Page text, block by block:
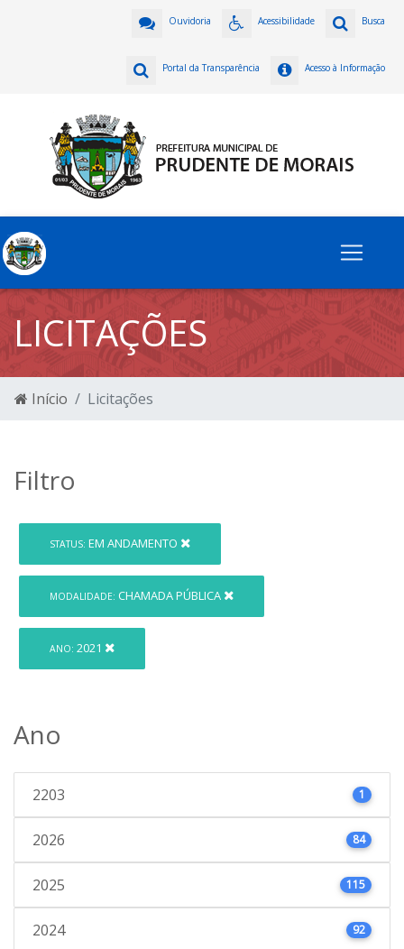
Busca
Acessibilidade
Ouvidoria
Acesso à Informação
Portal da Transparência
LICITAÇÕES
Início Licitações
Filtro
STATUS: EM ANDAMENTO
MODALIDADE: CHAMADA PÚBLICA
ANO: 2021
Ano
2203 1
2026 84
2025 115
2024 92